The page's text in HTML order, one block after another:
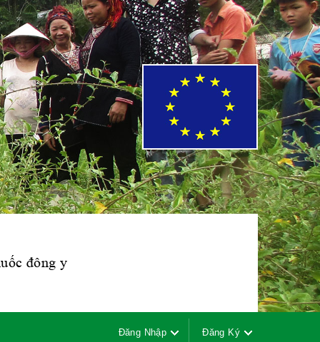
đông y
Đăng Nhập Đăng Ký
Phái đoàn Liên
minh Châu Âu tại
Việt Nam
Hiệp hội bệnh
viện tư nhân Việt
Cục quản lý y
dược cổ truyền -
Nam